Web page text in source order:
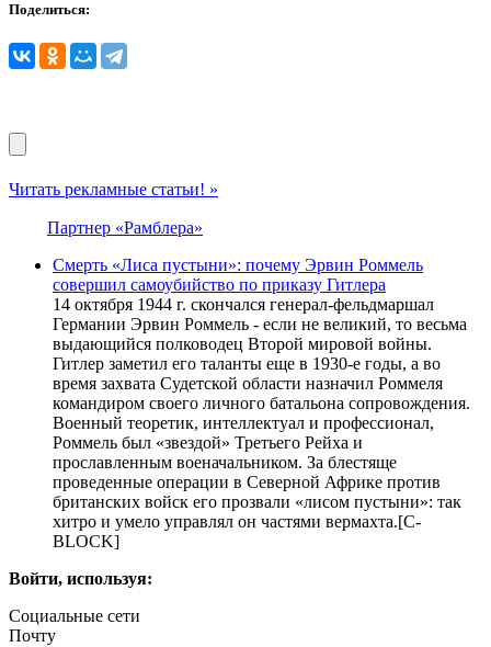
Поделиться:
Читать рекламные статьи! »
Партнер «Рамблера»
Смерть «Лиса пустыни»: почему Эрвин Роммель
совершил самоубийство по приказу Гитлера
14 октября 1944 г. скончался генерал-фельдмаршал
Германии Эрвин Роммель - если не великий, то весьма
выдающийся полководец Второй мировой войны.
Гитлер заметил его таланты еще в 1930-е годы, а во
время захвата Судетской области назначил Роммеля
командиром своего личного батальона сопровождения.
Военный теоретик, интеллектуал и профессионал,
Роммель был «звездой» Третьего Рейха и
прославленным военачальником. За блестяще
проведенные операции в Северной Африке против
британских войск его прозвали «лисом пустыни»: так
хитро и умело управлял он частями вермахта.[С-
BLOCK]
Войти, используя:
Социальные сети
Почту